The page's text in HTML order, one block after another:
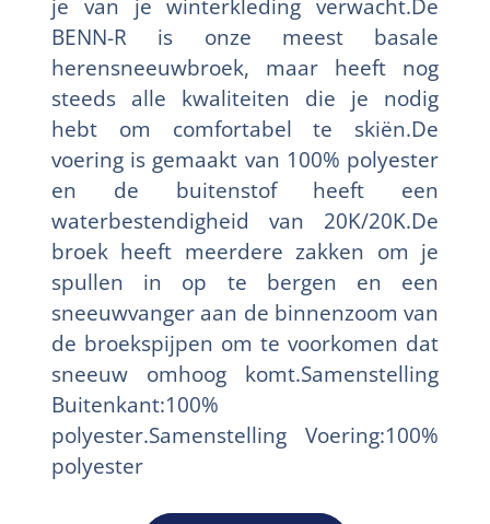
je van je winterkleding verwacht.De
BENN-R is onze meest basale
herensneeuwbroek, maar heeft nog
steeds alle kwaliteiten die je nodig
hebt om comfortabel te skiën.De
voering is gemaakt van 100% polyester
en de buitenstof heeft een
waterbestendigheid van 20K/20K.De
broek heeft meerdere zakken om je
spullen in op te bergen en een
sneeuwvanger aan de binnenzoom van
de broekspijpen om te voorkomen dat
sneeuw omhoog komt.Samenstelling
Buitenkant:100%
polyester.Samenstelling Voering:100%
polyester